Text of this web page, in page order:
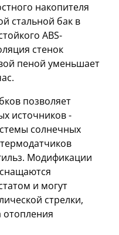
накопителя
стальной бак в
ABS-
стенок
пеной уменьшает
позволяет
источников -
солнечных
Модификации
и могут
стрелки,
отопления